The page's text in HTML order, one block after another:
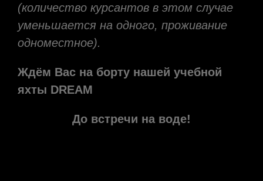
(количество курсантов в этом случае
уменьшается на одного, проживание
одноместное).
Ждём Вас на борту нашей учебной
яхты DREAM
До встречи на воде!